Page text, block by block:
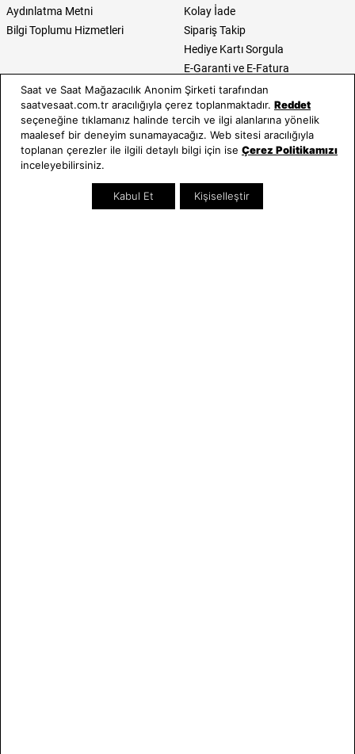
Aydınlatma Metni
Bilgi Toplumu Hizmetleri
Kolay İade
Sipariş Takip
Hediye Kartı Sorgula
E-Garanti ve E-Fatura
Kullanım Kılavuzları
Saat ve Saat
Hakkımızda
Neden Saat ve Saat
Kategoriler
Erkek Saat
Tüm Ürünler
Takı & Aksesuar
Saat ve Saat Mağazacılık Anonim Şirketi tarafından
saatvesaat.com.tr aracılığıyla çerez toplanmaktadır. Reddet
seçeneğine tıklamanız halinde tercih ve ilgi alanlarına yönelik
maalesef bir deneyim sunamayacağız. Web sitesi aracılığıyla
toplanan çerezler ile ilgili detaylı bilgi için ise Çerez Politikamızı
inceleyebilirsiniz.
Kabul Et Kişiselleştir